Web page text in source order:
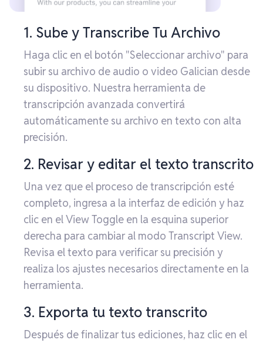
1. Sube y Transcribe Tu Archivo
Haga clic en el botón "Seleccionar archivo" para
subir su archivo de audio o video Galician desde
su dispositivo. Nuestra herramienta de
transcripción avanzada convertirá
automáticamente su archivo en texto con alta
precisión.
2. Revisar y editar el texto transcrito
Una vez que el proceso de transcripción esté
completo, ingresa a la interfaz de edición y haz
clic en el View Toggle en la esquina superior
derecha para cambiar al modo Transcript View.
Revisa el texto para verificar su precisión y
realiza los ajustes necesarios directamente en la
herramienta.
3. Exporta tu texto transcrito
Después de finalizar tus ediciones, haz clic en el